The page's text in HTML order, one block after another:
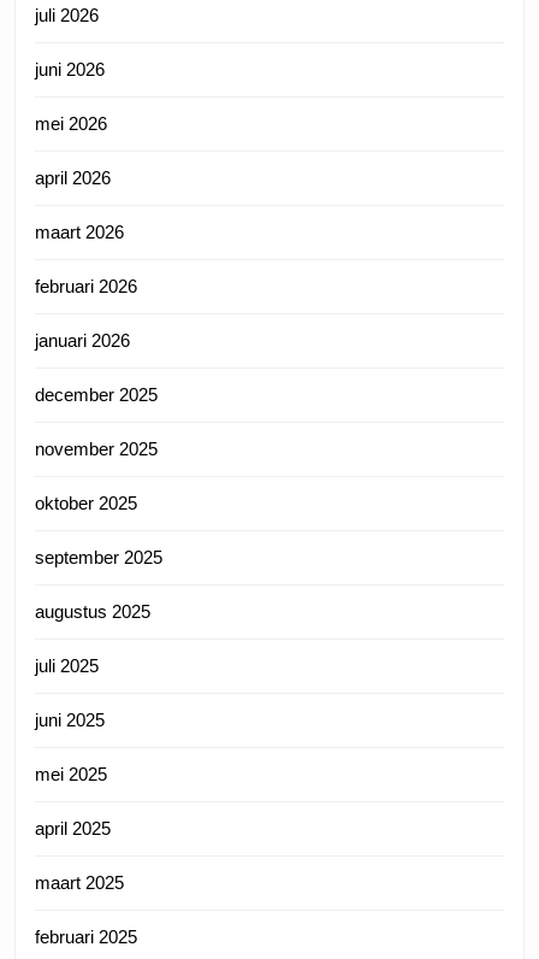
juli 2026
juni 2026
mei 2026
april 2026
maart 2026
februari 2026
januari 2026
december 2025
november 2025
oktober 2025
september 2025
augustus 2025
juli 2025
juni 2025
mei 2025
april 2025
maart 2025
februari 2025